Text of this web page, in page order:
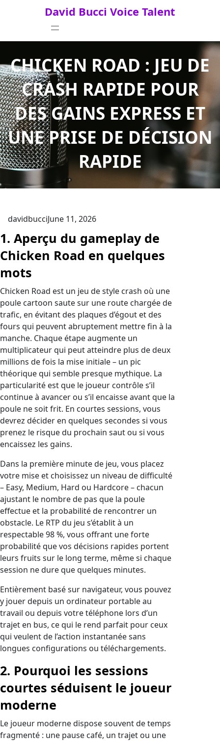
David Bucci Voice Talent
CHICKEN ROAD : JEU DE
CRASH RAPIDE POUR
DES GAINS EXPRESS ET
UNE PRISE DE DÉCISION
RAPIDE
davidbucciJune 11, 2026
1. Aperçu du gameplay de
Chicken Road en quelques
mots
Chicken Road est un jeu de style crash où une
poule cartoon saute sur une route chargée de
trafic, en évitant des plaques d’égout et des
fours qui peuvent abruptement mettre fin à la
manche. Chaque étape augmente un
multiplicateur qui peut atteindre plus de deux
millions de fois la mise initiale – un pic
théorique qui semble presque mythique. La
particularité est que le joueur contrôle s’il
continue à avancer ou s’il encaisse avant que la
poule ne soit frit. En courtes sessions, vous
devrez décider en quelques secondes si vous
prenez le risque du prochain saut ou si vous
encaissez les gains.
Dans la première minute de jeu, vous placez
votre mise et choisissez un niveau de difficulté
– Easy, Medium, Hard ou Hardcore – chacun
ajustant le nombre de pas que la poule
effectue et la probabilité de rencontrer un
obstacle. Le RTP du jeu s’établit à un
respectable 98 %, vous offrant une forte
probabilité que vos décisions rapides portent
leurs fruits sur le long terme, même si chaque
session ne dure que quelques minutes.
Entièrement basé sur navigateur, vous pouvez
y jouer depuis un ordinateur portable au
travail ou depuis votre téléphone lors d’un
trajet en bus, ce qui le rend parfait pour ceux
qui veulent de l’action instantanée sans
longues configurations ou téléchargements.
2. Pourquoi les sessions
courtes séduisent le joueur
moderne
Le joueur moderne dispose souvent de temps
fragmenté : une pause café, un trajet ou une